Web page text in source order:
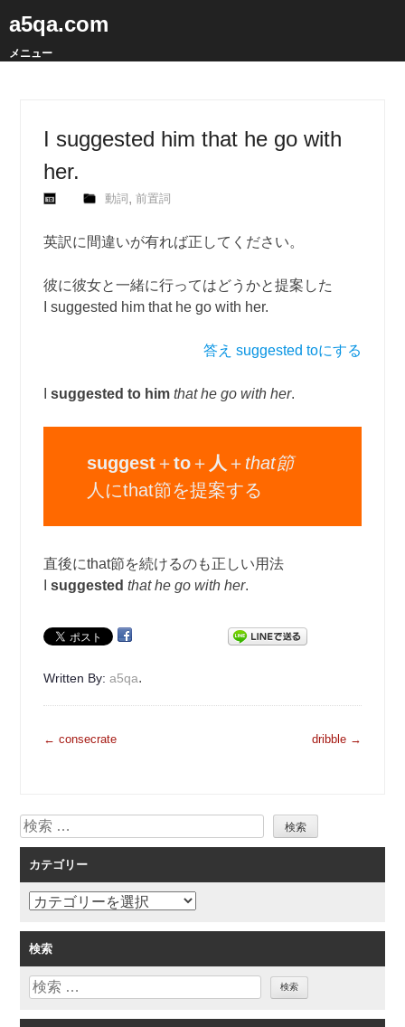
a5qa.com
メニュー
I suggested him that he go with
her.
動詞 ,前置詞
英訳に間違いが有れば正してください。
彼に彼女と一緒に行ってはどうかと提案した
I suggested him that he go with her.
答え suggested toにする
Isuggested to him that he go with her.
suggest＋to＋ 人 ＋ that節
人にthat節を提案する
直後にthat節を続けるのも正しい用法
Isuggestedthat he go with her.
Written By:a5qa.
投
ゲ
ー
シ
ョ
ン
← consecrate dribble →
検
索
カテゴリー
カ
ゴ
リ
ー
検索
検